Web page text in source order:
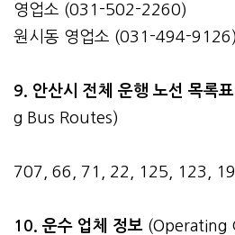
영업소 (031-502-2260)
원시동 영업소 (031-494-9126)
9. 안산시 전체 운행 노선 목록표
g Bus Routes)
707, 66, 71, 22, 125, 123,
10. 운수 업체 정보 (Operating